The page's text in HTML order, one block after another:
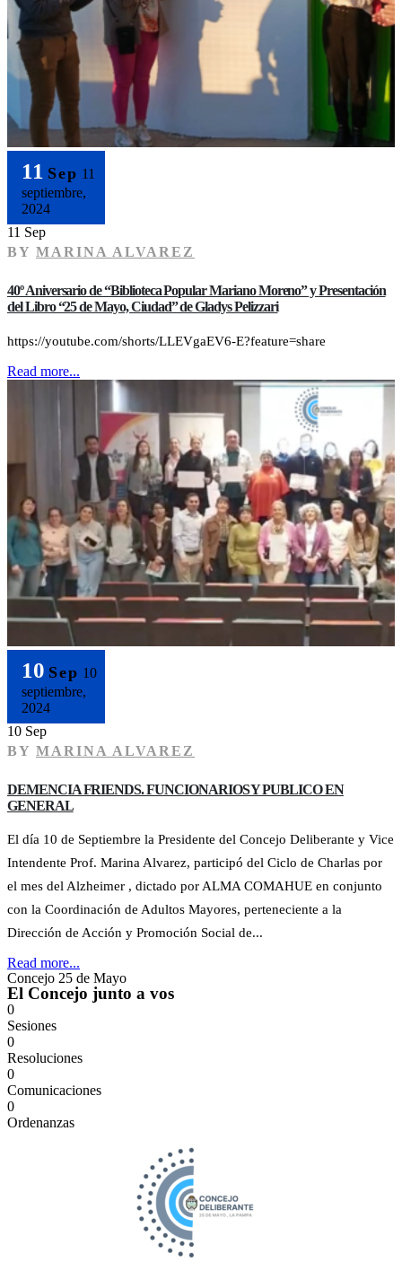
11 Sep 11
septiembre,
2024
11 Sep
BY MARINA ALVAREZ
40º Aniversario de “Biblioteca Popular Mariano Moreno” y Presentación
del Libro “25 de Mayo, Ciudad” de Gladys Pelizzari
https://youtube.com/shorts/LLEVgaEV6-E?feature=share
Read more...
10 Sep 10
septiembre,
2024
10 Sep
BY MARINA ALVAREZ
DEMENCIA FRIENDS. FUNCIONARIOS Y PUBLICO EN
GENERAL
El día 10 de Septiembre la Presidente del Concejo Deliberante y Vice
Intendente Prof. Marina Alvarez, participó del Ciclo de Charlas por
el mes del Alzheimer , dictado por ALMA COMAHUE en conjunto
con la Coordinación de Adultos Mayores, perteneciente a la
Dirección de Acción y Promoción Social de...
Read more...
Concejo 25 de Mayo
El Concejo junto a vos
0
Sesiones
0
Resoluciones
0
Comunicaciones
0
Ordenanzas